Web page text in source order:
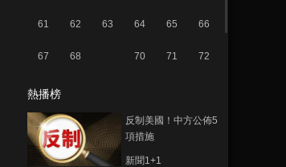
61 62 63 64 65 66
67 68 70 71 72
熱播榜
反制美國！中方公佈5
項措施
新聞1+1